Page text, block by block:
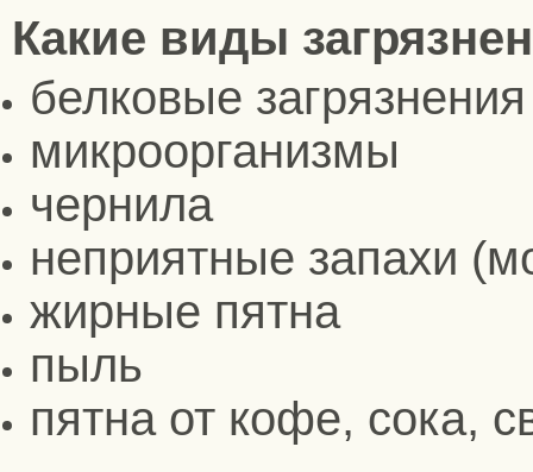
Какие виды
белковые загрязнения
микроорганизмы
чернила
неприятные запахи
жирные пятна
пыль
пятна от кофе, сока,